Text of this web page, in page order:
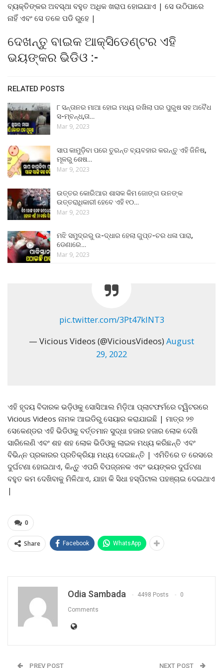
ବ୍ୟକ୍ତିଙ୍କର ଅବସ୍ଥା ବହୁତ ଅଧିକ ଖରାପ ହୋଇଯାଏ | ସେ ଉଠିପାରେ
ନାହିଁ ଏବଂ ସେ ତଳେ ପଡି ରୁହେ |
ଦେଖନ୍ତୁ ବାଇକ ଆକ୍ସିଡେଣ୍ଟର ଏହି
ଭୟଙ୍କର ଭିଡିଓ :-
RELATED POSTS
୮ ସନ୍ତାନର ମାଆ ହୋଇ ମଧ୍ୟ ରଖିଲା ପର ପୁରୁଷ ସହ ଅବୈଧ
ସ-ମ୍ବନ୍ଧ,ତା…
Mar 9, 2023
ସାପ କାମୁଡ଼ିବା ପରେ ତୁରନ୍ତ ବ୍ୟବହାର କରନ୍ତୁ ଏହି ଜିନିଷ,
ମୂଳରୁ ଶେଷ…
Mar 9, 2023
ଉତ୍ତର କୋରିଆର ଶାସକ କିମ ଜୋଙ୍ଗ ଉନଙ୍କ
ଉତ୍ତରାଧିକାରୀ ହେବେ ଏହି ୧୦…
Mar 9, 2023
ମଝି ସମୁଦ୍ରରୁ ଉ-ଦ୍ଧାର ହେଲା ଗୁପ୍ତ-ଚର ଧଳା ପାରା,
ଡେଣାରେ…
Mar 9, 2023
pic.twitter.com/3Pt47klNT3
— Vicious Videos (@ViciousVideos) August
29, 2022
ଏହି ହୃଦୟ ବିଦାରକ ଭଡ଼ିଓକୁ ସୋସିଆଲ ମିଡ଼ିଆ ପ୍ଲାଟଫର୍ମରେ ଟ୍ୱିଟରରେ
Vicious Videos ନାମକ ଆଇଡିରୁ ସେୟାର କରାଯାଇଛି | ମାତ୍ର ୨୭
ସେକେଣ୍ଡର ଏହି ଭିଡିଓକୁ ବର୍ତ୍ତମାନ ସୁଦ୍ଧା ହଜାର ହଜାର ଲୋକ ଦେଖି
ସାରିଲେଣି ଏବଂ ଶହ ଶହ ଲୋକ ଭିଡିଓକୁ ଲାଇକ ମଧ୍ୟ କରିଛନ୍ତି ଏବଂ
ବିଭିନ୍ନ ପ୍ରକାରର ପ୍ରତିକ୍ରିୟା ମଧ୍ୟ ଦେଇଛନ୍ତି | ଏମିତିରେ ତ ରେସରେ
ଦୁର୍ଘଟଣା ହୋଇଥାଏ, କିନ୍ତୁ ଏପରି ବିପଜ୍ଜନକ ଏବଂ ଭୟଙ୍କର ଦୁର୍ଘଟଣା
ବହୁତ କମ ଦେଖିବାକୁ ମିଳିଥାଏ, ଯାହା କି ସିଧା ହସ୍ପିଟାଲ ପହଞ୍ଚାଇ ଦେଇଥାଏ
|
0
Share Facebook WhatsApp
Odia Sambada 4498 Posts 0
Comments
PREV POST NEXT POST